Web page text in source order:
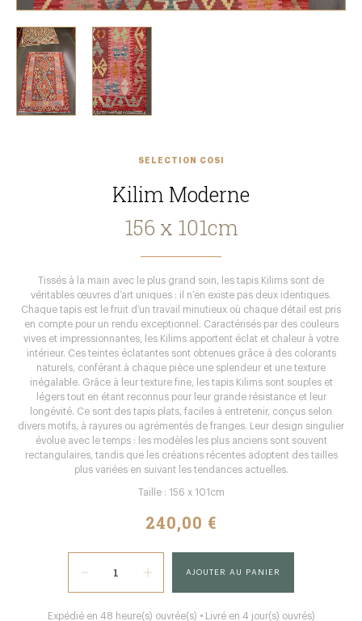
SÉLECTION COSI
Kilim Moderne
156 x 101cm
Tissés à la main avec le plus grand soin, les tapis Kilims sont de
véritables œuvres d’art uniques : il n’en existe pas deux identiques.
Chaque tapis est le fruit d’un travail minutieux où chaque détail est pris
en compte pour un rendu exceptionnel. Caractérisés par des couleurs
vives et impressionnantes, les Kilims apportent éclat et chaleur à votre
intérieur. Ces teintes éclatantes sont obtenues grâce à des colorants
naturels, conférant à chaque pièce une splendeur et une texture
inégalable. Grâce à leur texture fine, les tapis Kilims sont souples et
légers tout en étant reconnus pour leur grande résistance et leur
longévité. Ce sont des tapis plats, faciles à entretenir, conçus selon
divers motifs, à rayures ou agrémentés de franges. Leur design singulier
évolue avec le temps : les modèles les plus anciens sont souvent
rectangulaires, tandis que les créations récentes adoptent des tailles
plus variées en suivant les tendances actuelles.
Taille : 156 x 101cm
240,00 €
AJOUTER AU PANIER
Expédié en 48 heure(s) ouvrée(s) • Livré en 4 jour(s) ouvrés)